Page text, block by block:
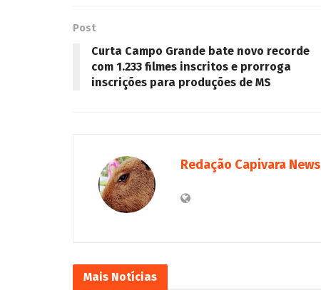
Post
Curta Campo Grande bate novo recorde
com 1.233 filmes inscritos e prorroga
inscrições para produções de MS
Redação Capivara News
Mais Notícias